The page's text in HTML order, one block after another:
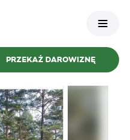
PRZEKAŻ DAROWIZNĘ